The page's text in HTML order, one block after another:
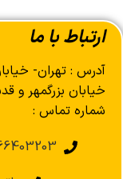
ارتباط با ما
آدرس : تهران-
خیابان بزرگمهر و
شماره تماس :
02166417058 | 09107867053